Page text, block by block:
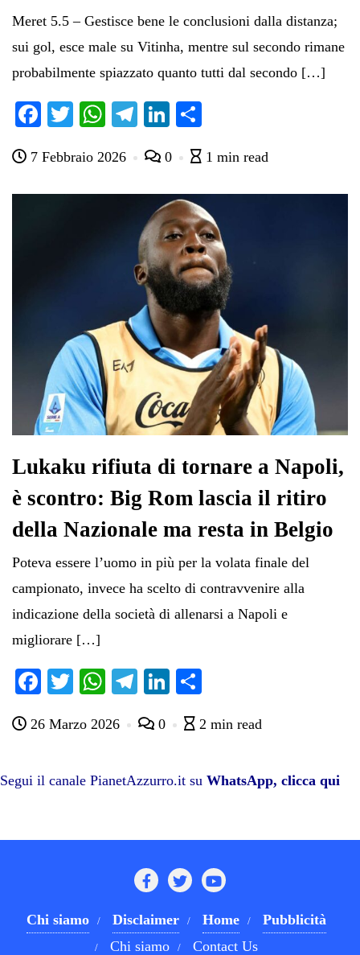
Meret 5.5 – Gestisce bene le conclusioni dalla distanza;
sui gol, esce male su Vitinha, mentre sul secondo rimane
probabilmente spiazzato quanto tutti dal secondo […]
Fa
bo
ok
T
tte
r
W
ts
A
Te
gr
a
m
Li
ed
In
di
vi
di
7 Febbraio 2026 0 1 min read
Lukaku rifiuta di tornare a Napoli,
è scontro: Big Rom lascia il ritiro
della Nazionale ma resta in Belgio
Poteva essere l’uomo in più per la volata finale del
campionato, invece ha scelto di contravvenire alla
indicazione della società di allenarsi a Napoli e
migliorare […]
Fa
bo
T
tte
W
ts
pp
Te
gr
m
Li
ed di
di
26 Marzo 2026 0 2 min read
Segui il canale PianetAzzurro.it su WhatsApp, clicca qui
Chi siamo Disclaimer Home
Pubblicità
Chi siamo
Contact Us